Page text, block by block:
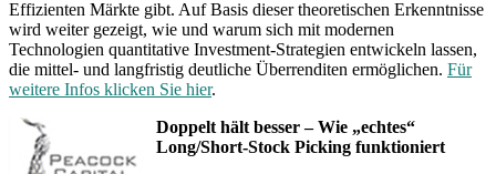
Effizienten Märkte gibt. Auf Basis dieser theoretischen Erkenntnisse
wird weiter gezeigt, wie und warum sich mit modernen
Technologien quantitative Investment‐Strategien entwickeln lassen,
die mittel- und langfristig deutliche Überrenditen ermöglichen. Für
weitere Infos klicken Sie hier.
Doppelt hält besser – Wie „echtes“
Long/Short‐Stock Picking funktioniert